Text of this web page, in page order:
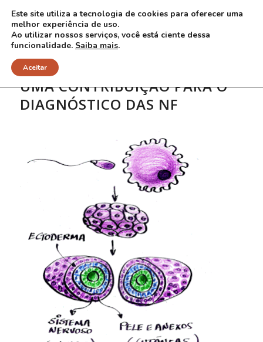
UMA CONTRIBUIÇÃO PARA O
DIAGNÓSTICO DAS NF
Este site utiliza a tecnologia de cookies para oferecer uma
melhor experiência de uso.
Ao utilizar nossos serviços, você está ciente dessa
funcionalidade. Saiba mais.
Aceitar